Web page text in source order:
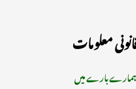
معلومات
ہمارے بارے میں